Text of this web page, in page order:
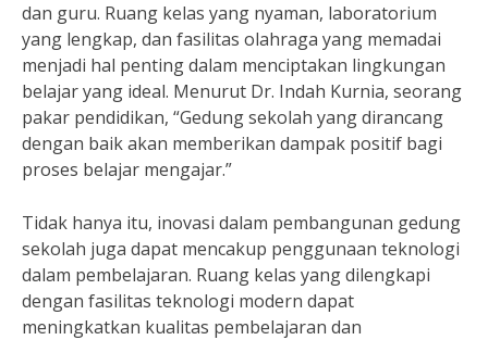
dan guru. Ruang kelas yang nyaman, laboratorium
yang lengkap, dan fasilitas olahraga yang memadai
menjadi hal penting dalam menciptakan lingkungan
belajar yang ideal. Menurut Dr. Indah Kurnia, seorang
pakar pendidikan, “Gedung sekolah yang dirancang
dengan baik akan memberikan dampak positif bagi
proses belajar mengajar.”
Tidak hanya itu, inovasi dalam pembangunan gedung
sekolah juga dapat mencakup penggunaan teknologi
dalam pembelajaran. Ruang kelas yang dilengkapi
dengan fasilitas teknologi modern dapat
meningkatkan kualitas pembelajaran dan